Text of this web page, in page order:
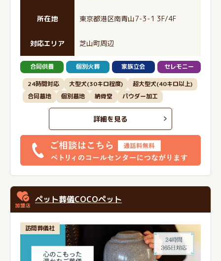
所在地 東京都港区南青山7-3-1 3F/4F
対応エリア 芝山町周辺
合同供養 個別火葬 家族立会 セレモニー
24時間対応 大型犬(30キロ程度)
超大型犬(40キロ以上)
合同墓地
個別墓地 納骨堂 パウダー加工
詳細を見る
ペット葬儀COCOペット
訪問葬儀社